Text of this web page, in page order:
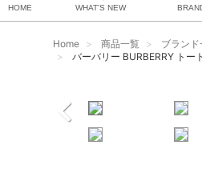
HOME WHAT'S NEW
ルイヴィトン
シャネル
エルメス
全ての
バッグ＆ポーチ
アロマ＆フレグランス
雑貨・その他
USED Hermès
USED CHANEL
USED otherHome 商品一覧 ブランド
バーバリー BURBERRY ト